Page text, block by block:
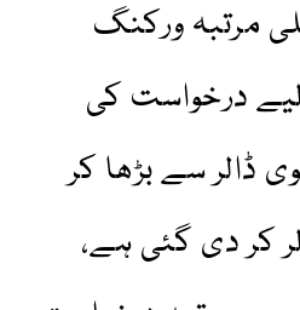
مرتبہ ورکنگ
درخواست کی
ڈالر سے بڑھا کر
کر دی گئی ہے،